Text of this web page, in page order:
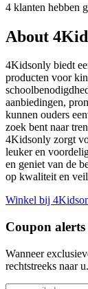
4 klanten hebben
About
4Kidsonly biedt
producten voor
aanbiedingen,
kunnen ouders
zoek bent naar
4Kidsonly zorgt
leuker en
en geniet van de
op kwaliteit en
Winkel bij
Coupon
Wanneer
rechtstreeks naar u.